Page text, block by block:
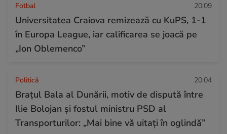
Fotbal 20:09
Universitatea Craiova remizează cu KuPS, 1-1
în Europa League, iar calificarea se joacă pe
„Ion Oblemenco”
Politică 20:04
Brațul Bala al Dunării, motiv de dispută între
Ilie Bolojan și fostul ministru PSD al
Transporturilor: „Mai bine vă uitați în oglindă”